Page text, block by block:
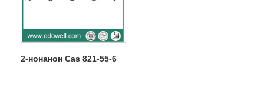
2-нонанон Cas 821-55-6